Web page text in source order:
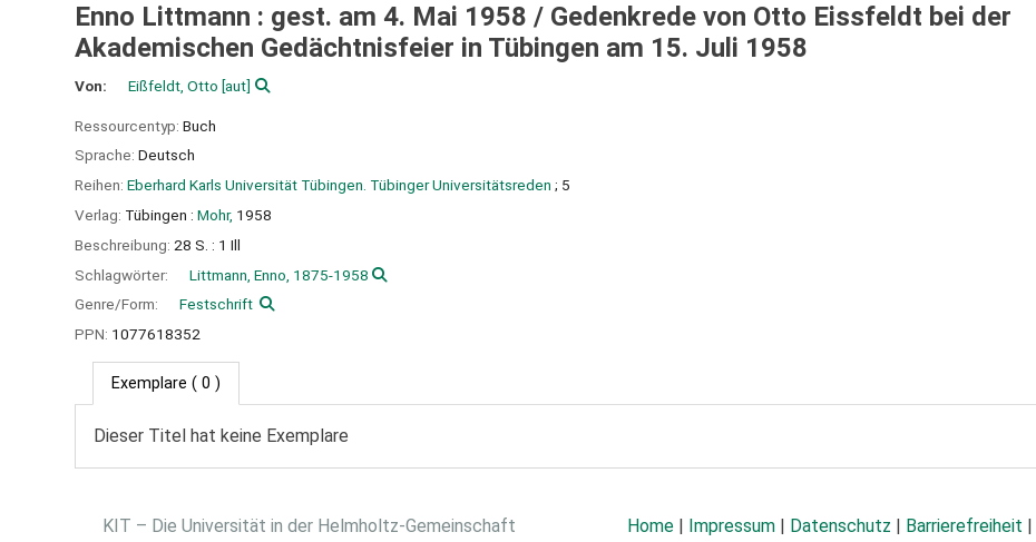
Enno Littmann : gest. am 4. Mai 1958 / Gedenkrede von Otto Eissfeldt bei der
Akademischen Gedächtnisfeier in Tübingen am 15. Juli 1958
Von: Eißfeldt, Otto [aut]
Ressourcentyp: Buch
Sprache: Deutsch
Reihen: Eberhard Karls Universität Tübingen. Tübinger Universitätsreden ; 5
Verlag: Tübingen : Mohr, 1958
Beschreibung: 28 S. : 1 Ill
Schlagwörter:
Littmann, Enno, 1875-1958
Genre/Form:
Festschrift
PPN: 1077618352
Exemplare ( 0 )
Dieser Titel hat keine Exemplare
KIT – Die Universität in der Helmholtz-Gemeinschaft Home | Impressum | Datenschutz | Barrierefreiheit |